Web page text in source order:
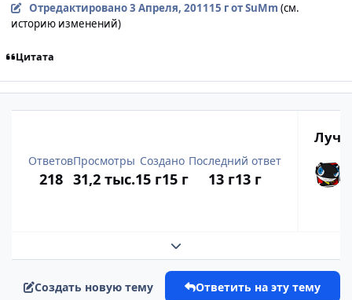
Отредактировано3 Апреля, 201115 гот SuMm (см.
историю изменений)
Цитата
Ответов
218
Просмотры
31,2 тыс.
Создано
15 г15 г
Последний ответ
13 г13 г
Развернуть обзор темы
Создать новую тему Ответить на эту тему